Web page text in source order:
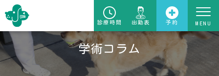
診療時間 出勤表 予約
学術コラム